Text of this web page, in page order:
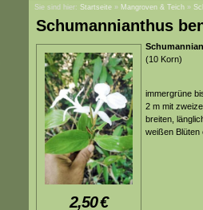
Sie sind hier: Startseite » Mangroven & Teich »
Schumannianthus
2,50€
(10 Korn)
immergrüne
2 m mit
breiten,
weißen Blüten